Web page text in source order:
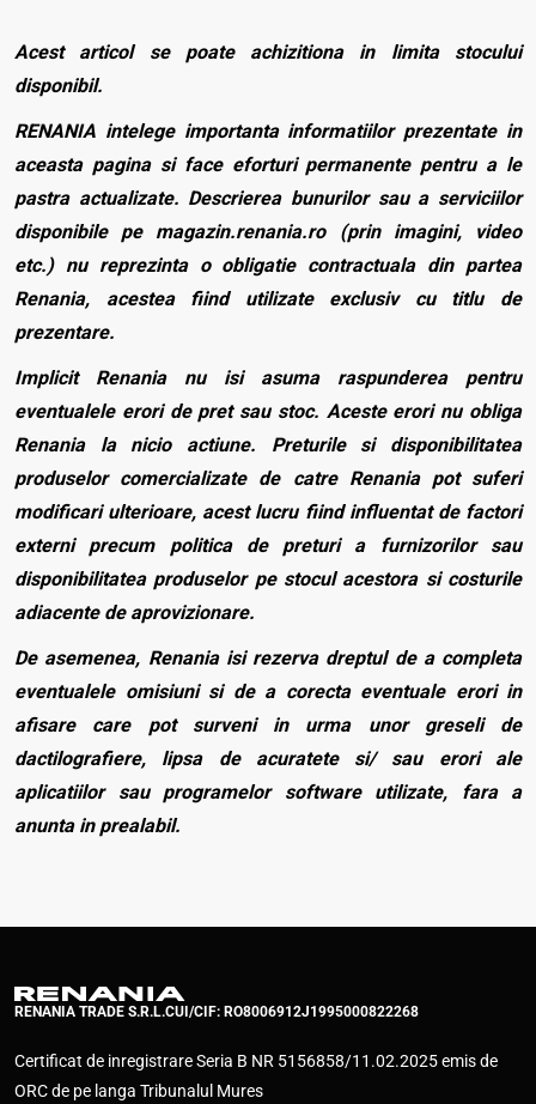
Acest articol se poate achizitiona in limita stocului
disponibil.
RENANIA intelege importanta informatiilor prezentate in
aceasta pagina si face eforturi permanente pentru a le
pastra actualizate. Descrierea bunurilor sau a serviciilor
disponibile pe magazin.renania.ro (prin imagini, video
etc.) nu reprezinta o obligatie contractuala din partea
Renania, acestea fiind utilizate exclusiv cu titlu de
prezentare.
Implicit Renania nu isi asuma raspunderea pentru
eventualele erori de pret sau stoc. Aceste erori nu obliga
Renania la nicio actiune. Preturile si disponibilitatea
produselor comercializate de catre Renania pot suferi
modificari ulterioare, acest lucru fiind influentat de factori
externi precum politica de preturi a furnizorilor sau
disponibilitatea produselor pe stocul acestora si costurile
adiacente de aprovizionare.
De asemenea, Renania isi rezerva dreptul de a completa
eventualele omisiuni si de a corecta eventuale erori in
afisare care pot surveni in urma unor greseli de
dactilografiere, lipsa de acuratete si/ sau erori ale
aplicatiilor sau programelor software utilizate, fara a
anunta in prealabil.
RENANIA TRADE S.R.L.CUI/CIF: RO8006912J1995000822268
Certificat de inregistrare Seria B NR 5156858/11.02.2025 emis de
ORC de pe langa Tribunalul Mures